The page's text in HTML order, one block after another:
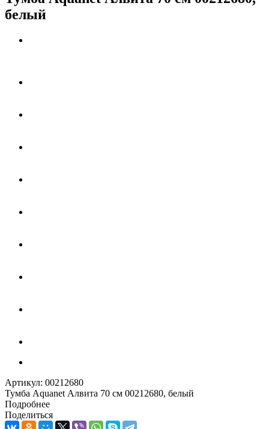
белый
Артикул: 00212680
Тумба Aquanet Алвита 70 см 00212680, белый
Подробнее
Поделиться